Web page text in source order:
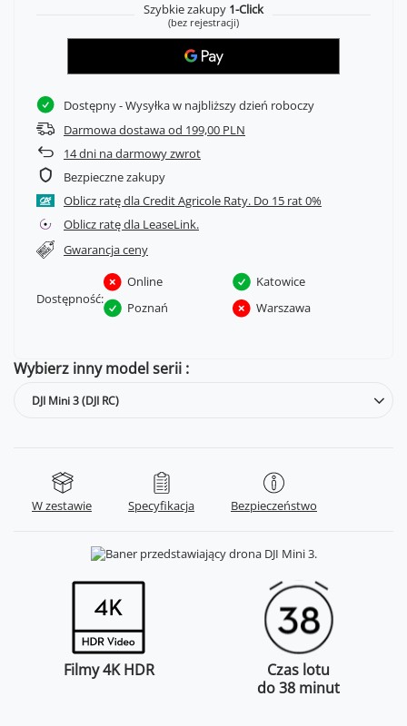
Wybierz inny model serii
DJI Mini 3 (DJI RC)
Szybkie zakupy 1-Click
(bez rejestracji)
Dostępny- Wysyłka w najbliższy dzień roboczy
Darmowa dostawa od 199,00 PLN
14dni na darmowy zwrot
Bezpieczne zakupy
Oblicz ratę dla Credit Agricole Raty.
Oblicz ratę dla LeaseLink.
Gwarancja ceny
Dostępność:
Online
Katowice
Poznań
Warszawa
W zestawie Specyfikacja Bezpieczeństwo
Filmy 4K HDR
Czas lotu
do 38 minut